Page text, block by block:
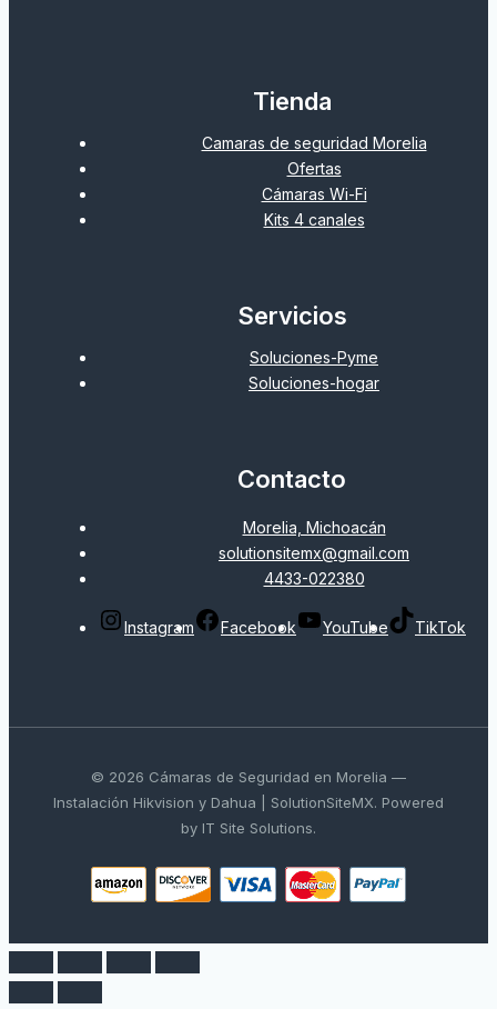
Tienda
Camaras de seguridad Morelia
Ofertas
Cámaras Wi-Fi
Kits 4 canales
Servicios
Soluciones-Pyme
Soluciones-hogar
Contacto
Morelia, Michoacán
solutionsitemx@gmail.com
4433-022380
Instagram Facebook YouTube TikTok
© 2026 Cámaras de Seguridad en Morelia —
Instalación Hikvision y Dahua | SolutionSiteMX. Powered
by IT Site Solutions.